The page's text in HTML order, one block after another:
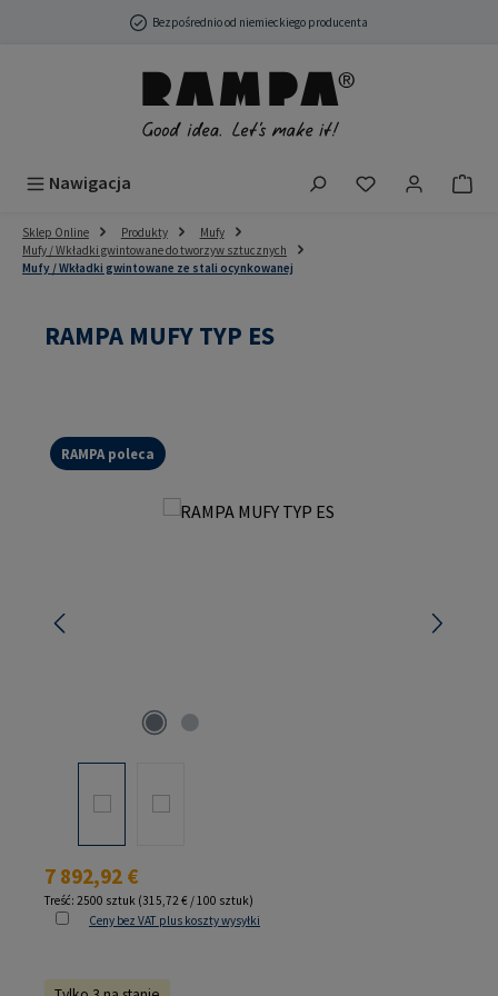
Przejdź do głównej zawartościBezpośrednio od niemieckiego producenta
Nawigacja Masz 0
Sklep Online Produkty
Mufy
Mufy / Wkładki gwintowane do tworzyw sztucznych
Mufy / Wkładki gwintowane ze stali ocynkowanej
RAMPA MUFY TYP ES
RAMPA poleca
Pomiń galerię zdjęć
Cena regularna:
7 892,92 €
Treść: 2500 sztuk (315,72 € / 100 sztuk)
Ceny bez VAT plus koszty wysyłki